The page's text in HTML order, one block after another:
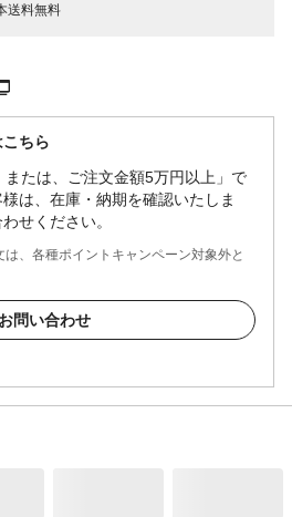
送料無料
ちら
または、ご注文金額5万円以上」で
は、在庫・納期を確認いたしま
せください。
、各種ポイントキャンペーン対象外と
お問い合わせ